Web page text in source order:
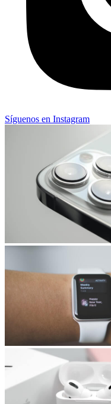
Síguenos en Instagram